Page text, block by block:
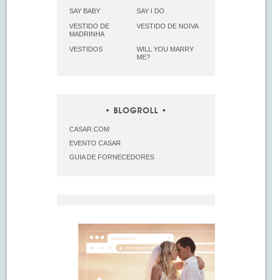
SAY BABY SAY I DO
VESTIDO DE
MADRINHA
VESTIDO DE NOIVA
VESTIDOS
WILL YOU MARRY
ME?
BLOGROLL
CASAR.COM
EVENTO CASAR
GUIA DE FORNECEDORES